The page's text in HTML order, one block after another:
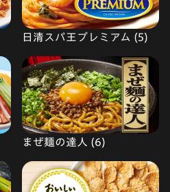
日清スパ王プレミアム (5)
まぜ麺の達人 (6)